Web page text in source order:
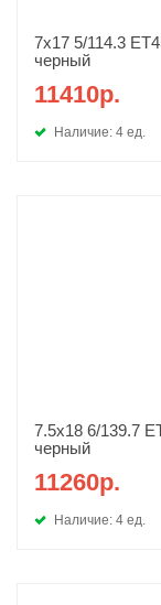
7x17 5/114.3
черный
11410р.
Наличие: 4 ед.
7.5x18 6/139.7
черный
11260р.
Наличие: 4 ед.